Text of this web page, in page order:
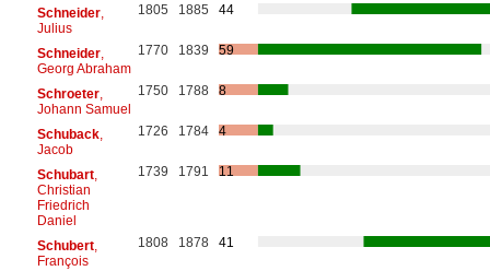
Schneider,
Julius
1805 1885 44
Schneider,
Georg Abraham
1770 1839 59
Schroeter,
Johann Samuel
1750 1788 8
Schuback,
Jacob
1726 1784 4
Schubart,
Christian
Friedrich
Daniel
1739 1791 11
Schubert,
François
1808 1878 41